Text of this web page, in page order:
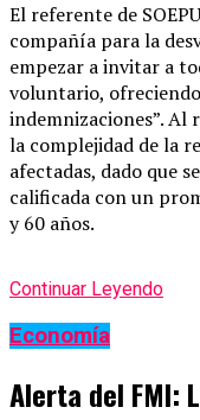
El referente de
compañía para la
empezar a invitar a
voluntario,
indemnizaciones”.
la complejidad de la
afectadas, dado que
calificada con un
y 60 años.
Continuar Leyendo
Economía
Alerta del FMI: